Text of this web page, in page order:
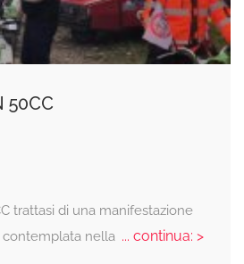
50CC
trattasi di una manifestazione
contemplata nella... continua: >